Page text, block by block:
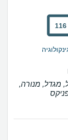
116
מגדל, מנורה,